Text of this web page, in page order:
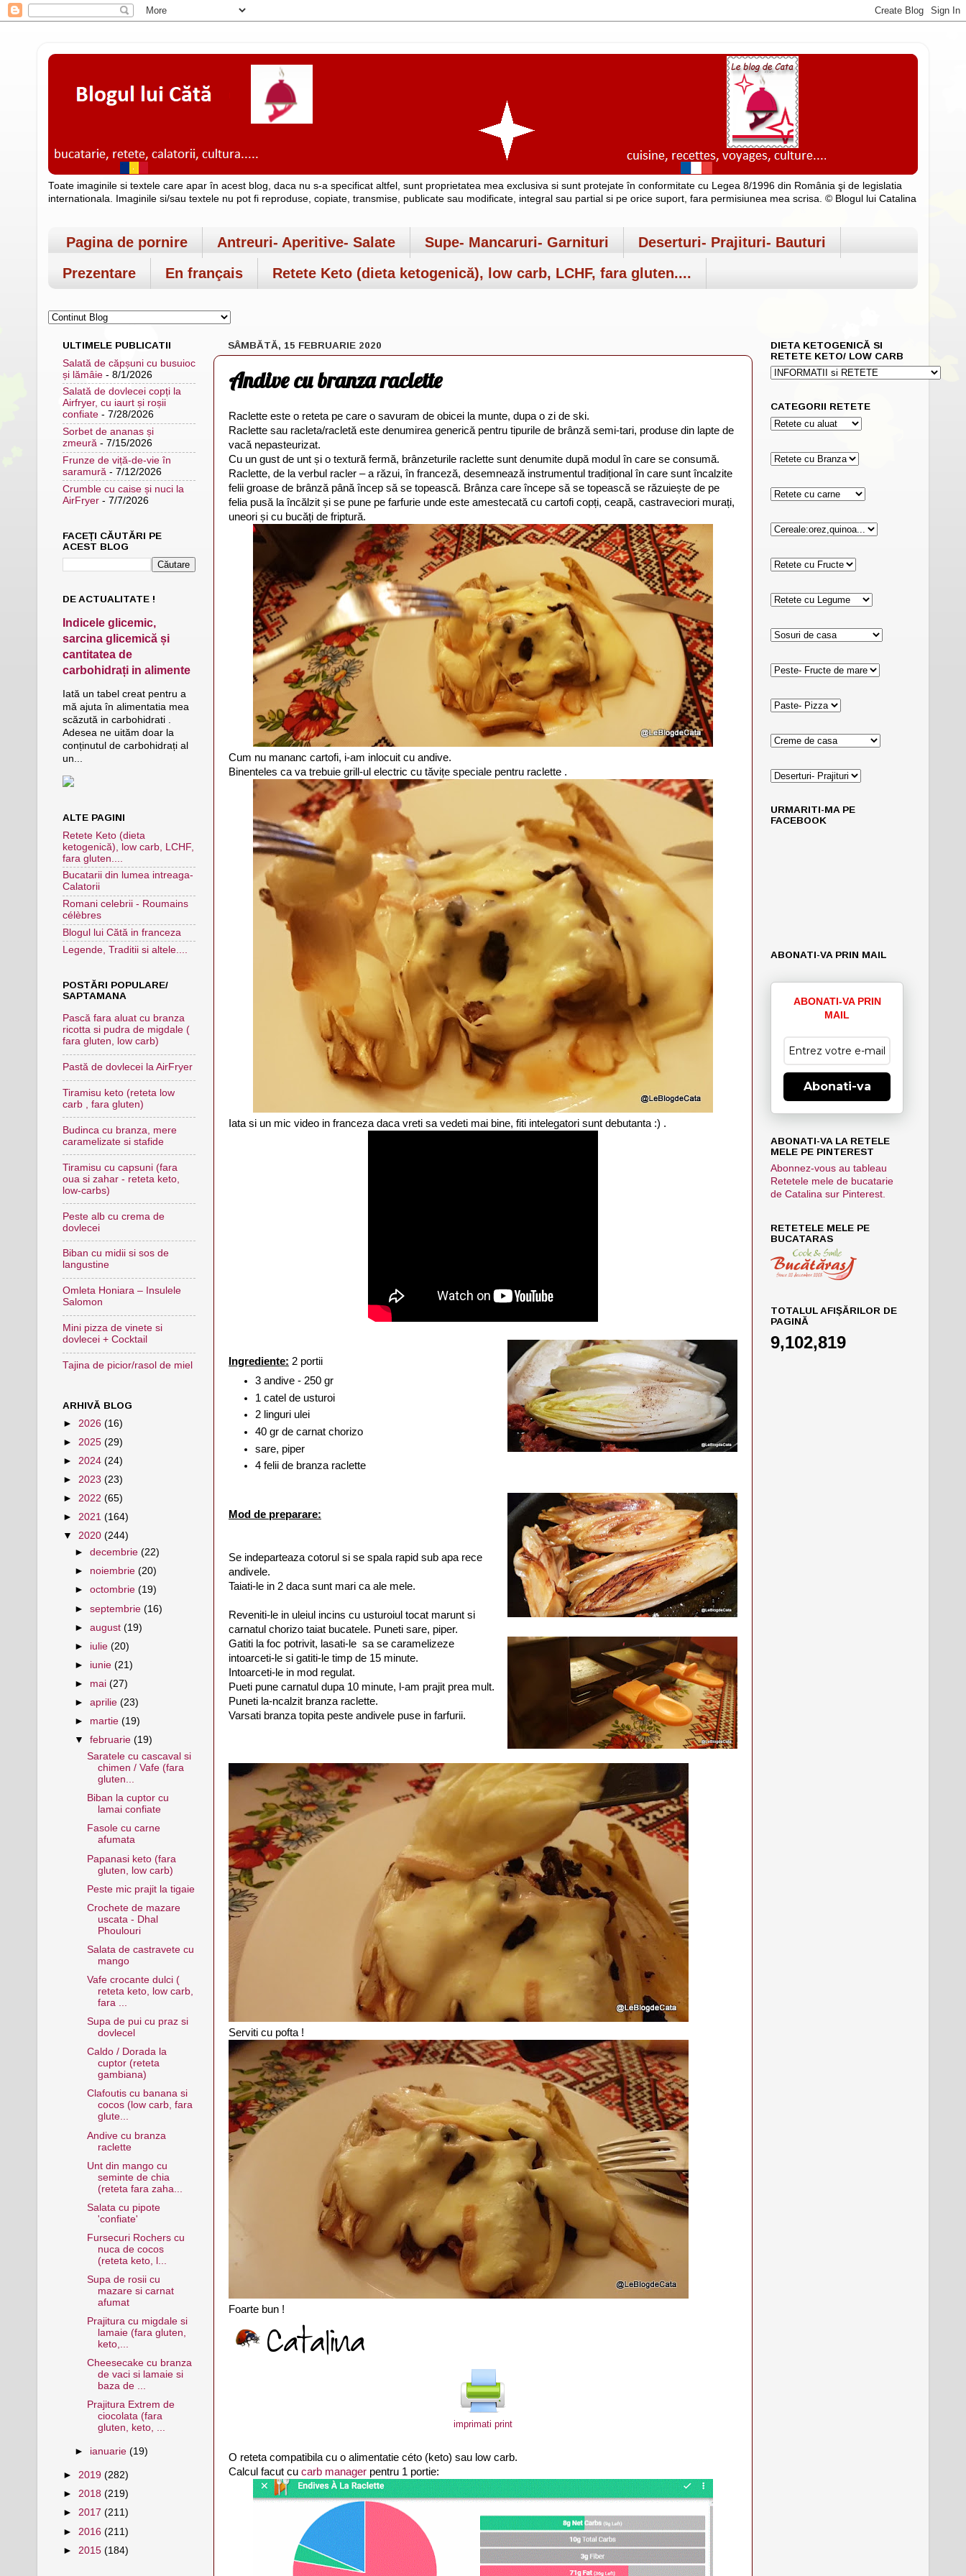
Toate imaginile si textele care apar în acest blog, daca nu s-a specificat altfel, sunt proprietatea mea exclusiva si sunt protejate în conformitate cu Legea 8/1996 din România şi de legislatia
internationala. Imaginile si/sau textele nu pot fi reproduse, copiate, transmise, publicate sau modificate, integral sau partial si pe orice suport, fara permisiunea mea scrisa. © Blogul lui Catalina
Pagina de pornire Antreuri- Aperitive- Salate Supe- Mancaruri- Garnituri
Deserturi- Prajituri- Bauturi
Prezentare
En français Retete Keto (dieta ketogenică), low carb, LCHF, fara gluten....
SÂMBĂTĂ, 15 FEBRUARIE 2020
Andive cu branza raclette
Raclette este o reteta pe care o savuram de obicei la munte, dupa o zi de ski.
Raclette sau racleta/racletă este denumirea generică pentru tipurile de brânză semi-tari, produse din lapte de
vacă nepasteurizat.
Cu un gust de unt și o textură fermă, brânzeturile raclette sunt denumite după modul în care se consumă.
Raclette, de la verbul racler – a răzui, în franceză, desemnează instrumentul tradițional în care sunt încalzite
felii groase de brânză până încep să se topească. Brânza care începe să se topească se răzuiește de pe
felia pusă la încălzit și se pune pe farfurie unde este amestecată cu cartofi copți, ceapă, castraveciori murați,
uneori și cu bucăți de friptură.
Cum nu mananc cartofi, i-am inlocuit cu andive.
Binenteles ca va trebuie grill-ul electric cu tăvițe speciale pentru raclette .
Iata si un mic video in franceza daca vreti sa vedeti mai bine, fiti intelegatori sunt debutanta :) .
Ingrediente: 2 portii
3 andive - 250 gr
1 catel de usturoi
2 linguri ulei
40 gr de carnat chorizo
sare, piper
4 felii de branza raclette
Mod de preparare:
Se indeparteaza cotorul si se spala rapid sub apa rece
andivele.
Taiati-le in 2 daca sunt mari ca ale mele.
Reveniti-le in uleiul incins cu usturoiul tocat marunt si
carnatul chorizo taiat bucatele. Puneti sare, piper.
Gatiti la foc potrivit, lasati-le sa se caramelizeze
intoarceti-le si gatiti-le timp de 15 minute.
Intoarceti-le in mod regulat.
Pueti pune carnatul dupa 10 minute, l-am prajit prea mult.
Puneti la-ncalzit branza raclette.
Varsati branza topita peste andivele puse in farfurii.
Serviti cu pofta !
Foarte bun !
imprimati print
O reteta compatibila cu o alimentatie céto (keto) sau low carb.
Calcul facut cu carb manager pentru 1 portie:
ULTIMELE PUBLICATII
Salată de căpșuni cu busuioc
și lămâie - 8/1/2026
Salată de dovlecei copți la
Airfryer, cu iaurt și roșii
confiate - 7/28/2026
Sorbet de ananas și
zmeură - 7/15/2026
Frunze de viță-de-vie în
saramură - 7/12/2026
Crumble cu caise și nuci la
AirFryer - 7/7/2026
FACEȚI CĂUTĂRI PE
ACEST BLOG
DE ACTUALITATE !
Indicele glicemic,
sarcina glicemică și
cantitatea de
carbohidrați in alimente
Iată un tabel creat pentru a
mă ajuta în alimentatia mea
scăzută in carbohidrati .
Adesea ne uităm doar la
conținutul de carbohidrați al
un...
ALTE PAGINI
Retete Keto (dieta
ketogenică), low carb, LCHF,
fara gluten....
Bucatarii din lumea intreaga-
Calatorii
Romani celebrii - Roumains
célèbres
Blogul lui Cătă in franceza
Legende, Traditii si altele....
POSTĂRI POPULARE/
SAPTAMANA
Pască fara aluat cu branza
ricotta si pudra de migdale (
fara gluten, low carb)
Pastă de dovlecei la AirFryer
Tiramisu keto (reteta low
carb , fara gluten)
Budinca cu branza, mere
caramelizate si stafide
Tiramisu cu capsuni (fara
oua si zahar - reteta keto,
low-carbs)
Peste alb cu crema de
dovlecei
Biban cu midii si sos de
langustine
Omleta Honiara – Insulele
Salomon
Mini pizza de vinete si
dovlecei + Cocktail
Tajina de picior/rasol de miel
ARHIVĂ BLOG
► 2026 (16)
► 2025 (29)
► 2024 (24)
► 2023 (23)
► 2022 (65)
► 2021 (164)
▼ 2020 (244)
►decembrie(22)
► noiembrie(20)
►octombrie(19)
►septembrie(16)
►august(19)
► iulie(20)
► iunie(21)
► mai(27)
►aprilie(23)
► martie(19)
▼februarie(19)
Saratele cu cascaval si
chimen / Vafe (fara
gluten...
Biban la cuptor cu
lamai confiate
Fasole cu carne
afumata
Papanasi keto (fara
gluten, low carb)
Peste mic prajit la tigaie
Crochete de mazare
uscata - Dhal
Phoulouri
Salata de castravete cu
mango
Vafe crocante dulci (
reteta keto, low carb,
fara ...
Supa de pui cu praz si
dovlecel
Caldo / Dorada la
cuptor (reteta
gambiana)
Clafoutis cu banana si
cocos (low carb, fara
glute...
Andive cu branza
raclette
Unt din mango cu
seminte de chia
(reteta fara zaha...
Salata cu pipote
'confiate'
Fursecuri Rochers cu
nuca de cocos
(reteta keto, l...
Supa de rosii cu
mazare si carnat
afumat
Prajitura cu migdale si
lamaie (fara gluten,
keto,...
Cheesecake cu branza
de vaci si lamaie si
baza de ...
Prajitura Extrem de
ciocolata (fara
gluten, keto, ...
► ianuarie(19)
► 2019 (282)
► 2018 (219)
► 2017 (211)
► 2016 (211)
► 2015 (184)
DIETA KETOGENICĂ SI
RETETE KETO/ LOW CARB
CATEGORII RETETE
URMARITI-MA PE
FACEBOOK
ABONATI-VA PRIN MAIL
ABONATI-VA PRIN
MAIL
Abonati-va
ABONATI-VA LA RETELE
MELE PE PINTEREST
Abonnez-vous au tableau
Retetele mele de bucatarie
de Catalina sur Pinterest.
RETETELE MELE PE
BUCATARAS
TOTALUL AFIȘĂRILOR DE
PAGINĂ
9,102,819